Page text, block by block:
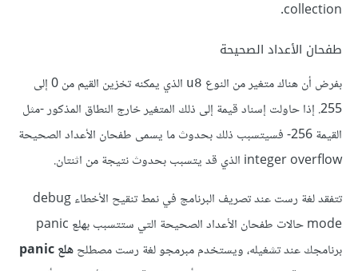
collection.
طفحان الأعداد الصحيحة
بفرض أن هناك متغير من النوع u8
الذي يمكنه تخزين القيم من 0 إلى
255. إذا حاولت إسناد قيمة إلى ذلك المتغير خارج النطاق المذكور -مثل
القيمة 256- فسيتسبب ذلك بحدوث ما يسمى طفحان الأعداد الصحيحة
integer overflow الذي قد يتسبب بحدوث نتيجة من اثنتان.
تتفقد لغة رست عند تصريف البرنامج في نمط تنقيح الأخطاء debug
mode حالات طفحان الأعداد الصحيحة التي ستتسبب بهلع panic
برنامجك عند تشغيله، ويستخدم مبرمجو لغة رست مصطلحهلع panic